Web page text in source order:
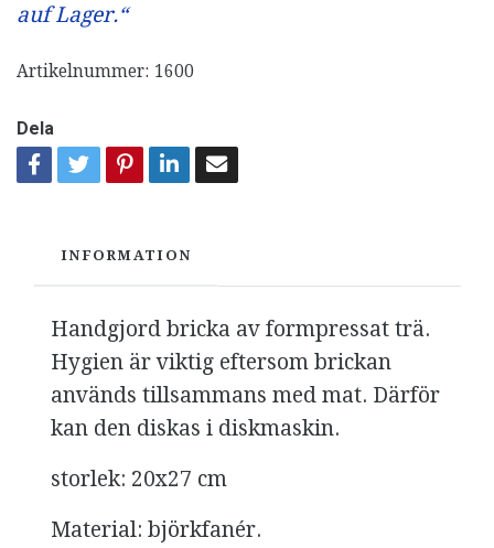
auf Lager.“
Artikelnummer: 1600
Dela
INFORMATION
Handgjord bricka av formpressat trä.
Hygien är viktig eftersom brickan
används tillsammans med mat. Därför
kan den diskas i diskmaskin.
storlek: 20x27 cm
Material: björkfanér.